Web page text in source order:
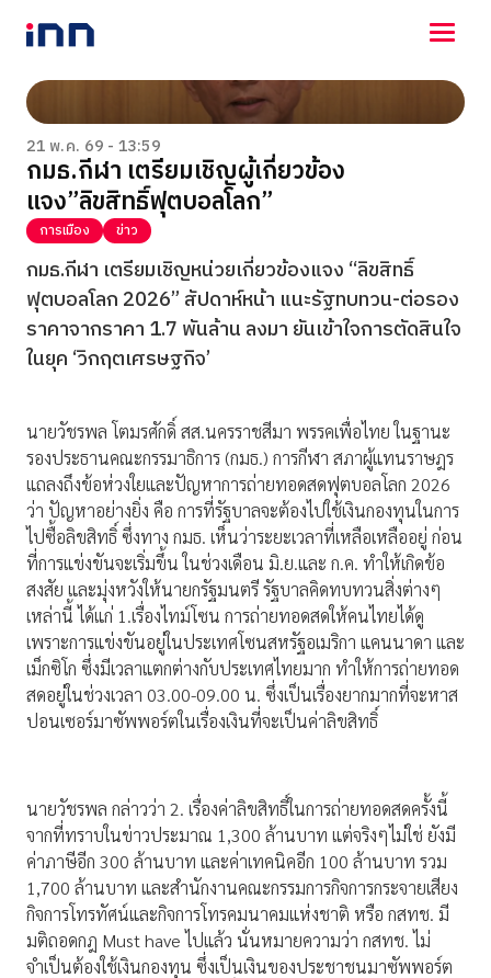
NEWS
ENTERTAINMENT
LIFESTYLE
HOROSCOPE
LOTTERY
VIDEO
ร่วมด้วยช่วยกัน
21 พ.ค. 69 - 13:59
กมธ.กีฬา เตรียมเชิญผู้เกี่ยวข้อง
แจง”ลิขสิทธิ์ฟุตบอลโลก”
การเมือง ข่าว
กมธ.กีฬา เตรียมเชิญหน่วยเกี่ยวข้องแจง “ลิขสิทธิ์
ฟุตบอลโลก 2026” สัปดาห์หน้า แนะรัฐทบทวน-ต่อรอง
ราคาจากราคา 1.7 พันล้าน ลงมา ยันเข้าใจการตัดสินใจ
ในยุค ‘วิกฤตเศรษฐกิจ’
นายวัชรพล โตมรศักดิ์ สส.นครราชสีมา พรรคเพื่อไทย ในฐานะ
รองประธานคณะกรรมาธิการ (กมธ.) การกีฬา สภาผู้แทนราษฎร
แถลงถึงข้อห่วงใยและปัญหาการถ่ายทอดสดฟุตบอลโลก 2026
ว่า ปัญหาอย่างยิ่ง คือ การที่รัฐบาลจะต้องไปใช้เงินกองทุนในการ
ไปซื้อลิขสิทธิ์ ซึ่งทาง กมธ. เห็นว่าระยะเวลาที่เหลือเหลืออยู่ ก่อน
ที่การแข่งขันจะเริ่มขึ้น ในช่วงเดือน มิ.ย.และ ก.ค. ทำให้เกิดข้อ
สงสัย และมุ่งหวังให้นายกรัฐมนตรี รัฐบาลคิดทบทวนสิ่งต่างๆ
เหล่านี้ ได้แก่ 1.เรื่องไทม์โซน การถ่ายทอดสดให้คนไทยได้ดู
เพราะการแข่งขันอยู่ในประเทศโซนสหรัฐอเมริกา แคนนาดา และ
เม็กซิโก ซึ่งมีเวลาแตกต่างกับประเทศไทยมาก ทำให้การถ่ายทอด
สดอยู่ในช่วงเวลา 03.00-09.00 น. ซึ่งเป็นเรื่องยากมากที่จะหาส
ปอนเซอร์มาซัพพอร์ตในเรื่องเงินที่จะเป็นค่าลิขสิทธิ์
นายวัชรพล กล่าวว่า 2. เรื่องค่าลิขสิทธิ์ในการถ่ายทอดสดครั้งนี้
จากที่ทราบในข่าวประมาณ 1,300 ล้านบาท แต่จริงๆไม่ใช่ ยังมี
ค่าภาษีอีก 300 ล้านบาท และค่าเทคนิคอีก 100 ล้านบาท รวม
1,700 ล้านบาท และสำนักงานคณะกรรมการกิจการกระจายเสียง
กิจการโทรทัศน์และกิจการโทรคมนาคมแห่งชาติ หรือ กสทช. มี
มติถอดกฎ Must have ไปแล้ว นั่นหมายความว่า กสทช. ไม่
จำเป็นต้องใช้เงินกองทุน ซึ่งเป็นเงินของประชาชนมาซัพพอร์ต